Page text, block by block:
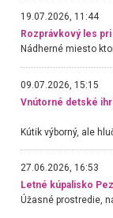
19.07.2026, 11:44
Rozprávkový les
09.07.2026, 15:15
Vnútorné detské
27.06.2026, 16:53
Letné kúpalisko